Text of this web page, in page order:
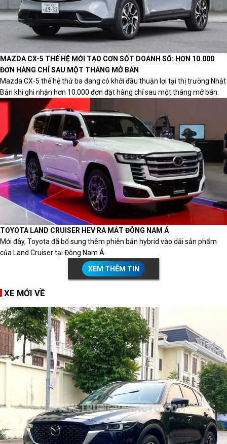
MAZDA CX-5 THẾ HỆ MỚI TẠO CƠN SỐT DOANH SỐ: HƠN 10.000
ĐƠN HÀNG CHỈ SAU MỘT THÁNG MỞ BÁN
Mazda CX-5 thế hệ thứ ba đang có khởi đầu thuận lợi tại thị trường Nhật
Bản khi ghi nhận hơn 10.000 đơn đặt hàng chỉ sau một tháng mở bán.
TOYOTA LAND CRUISER HEV RA MẮT ĐÔNG NAM Á
Mới đây, Toyota đã bổ sung thêm phiên bản hybrid vào dải sản phẩm
của Land Cruiser tại Đông Nam Á.
XEM THÊM TIN
XE MỚI VỀ